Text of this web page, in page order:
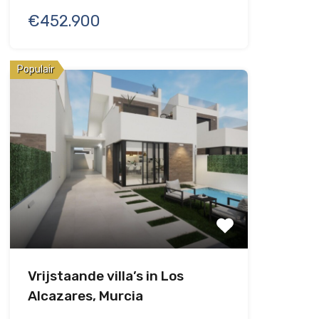
€452.900
Populair
Vrijstaande villa’s in Los
Alcazares, Murcia